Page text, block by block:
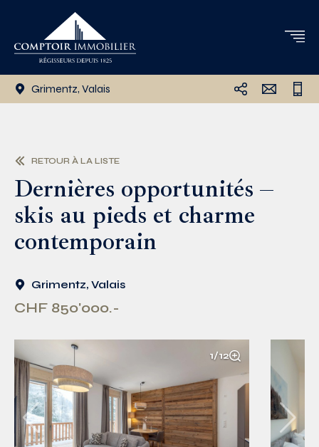
Grimentz, Valais
RETOUR À LA LISTE
Dernières opportunités –
skis au pieds et charme
contemporain
Grimentz, Valais
CHF 850'000.-
1/12